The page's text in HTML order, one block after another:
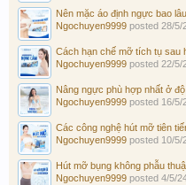
Nên mặc áo định ngực bao
Ngochuyen9999 posted 28/5/
Cách hạn chế mỡ tích tụ sau
Ngochuyen9999 posted 22/5/
Nâng ngực phù hợp nhất ở
Ngochuyen9999 posted 16/5/
Các công nghệ hút mỡ tiên
Ngochuyen9999 posted 10/5/
Hút mỡ bụng không phẫu
Ngochuyen9999 posted 4/5/